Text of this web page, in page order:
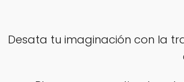
Desata tu imaginación con la